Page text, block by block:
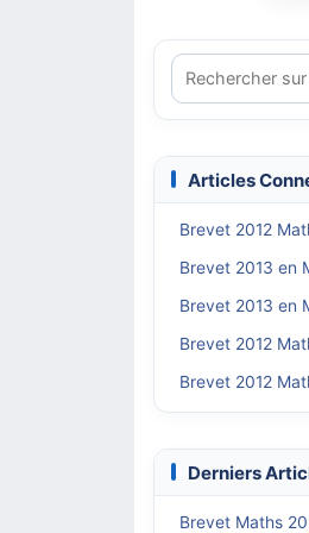
Articles
Brevet 2012
Brevet 2013 en
Brevet 2013 en
Brevet 2012
Brevet 2012
Derniers
Brevet Maths